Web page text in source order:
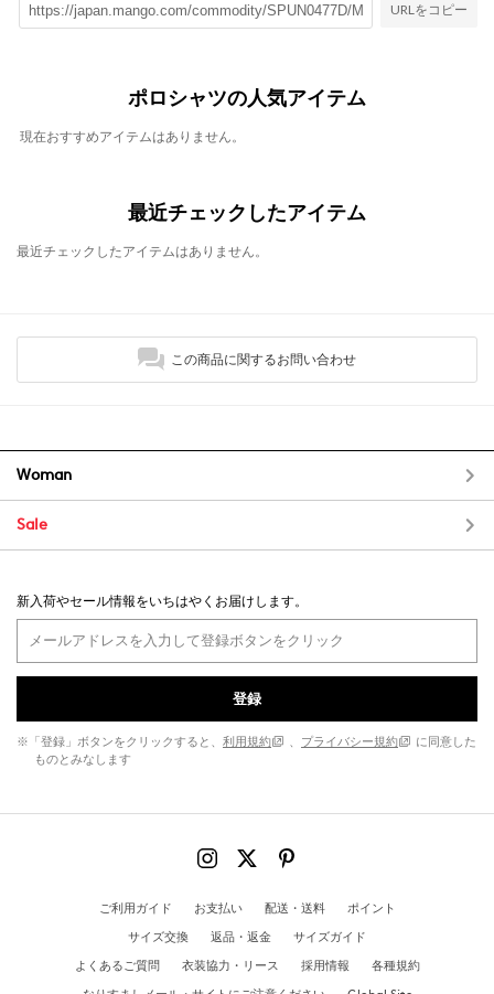
URLをコピー
ポロシャツの人気アイテム
現在おすすめアイテムはありません。
最近チェックしたアイテム
最近チェックしたアイテムはありません。
この商品に関するお問い合わせ
Woman
Sale
新入荷やセール情報をいちはやくお届けします。
登録
※「登録」ボタンをクリックすると、 利用規約 、 プライバシー規約
に同意した
ものとみなします
ご利用ガイド お支払い 配送・送料
ポイント
サイズ交換
返品・返金
サイズガイド
よくあるご質問
衣装協力・リース 採用情報
各種規約